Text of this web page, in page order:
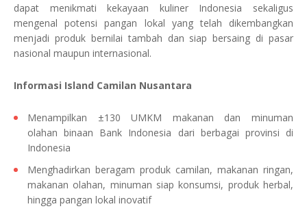
dapat menikmati kekayaan kuliner Indonesia sekaligus
mengenal potensi pangan lokal yang telah dikembangkan
menjadi produk bernilai tambah dan siap bersaing di pasar
nasional maupun internasional.
Informasi Island Camilan Nusantara
Menampilkan ±130 UMKM makanan dan minuman
olahan binaan Bank Indonesia dari berbagai provinsi di
Indonesia
Menghadirkan beragam produk camilan, makanan ringan,
makanan olahan, minuman siap konsumsi, produk herbal,
hingga pangan lokal inovatif